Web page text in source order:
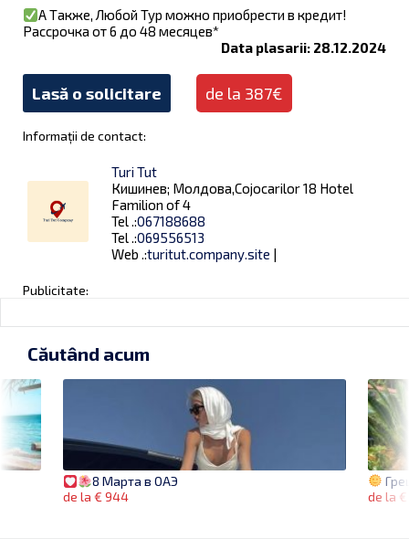
А Также, Любой Тур можно приобрести в кредит!
Рассрочка от 6 до 48 месяцев*
Data plasarii: 28.12.2024
Lasă o solicitare de la 387€
Informații de contact:
Turi Tut
Кишинев; Молдова,Cojocarilor 18 Hotel
Familion of 4
Tel .:067188688
Tel .:069556513
Web .:turitut.company.site |
Publicitate:
de la
Căutând acum
8 Марта в ОАЭ
de la € 944